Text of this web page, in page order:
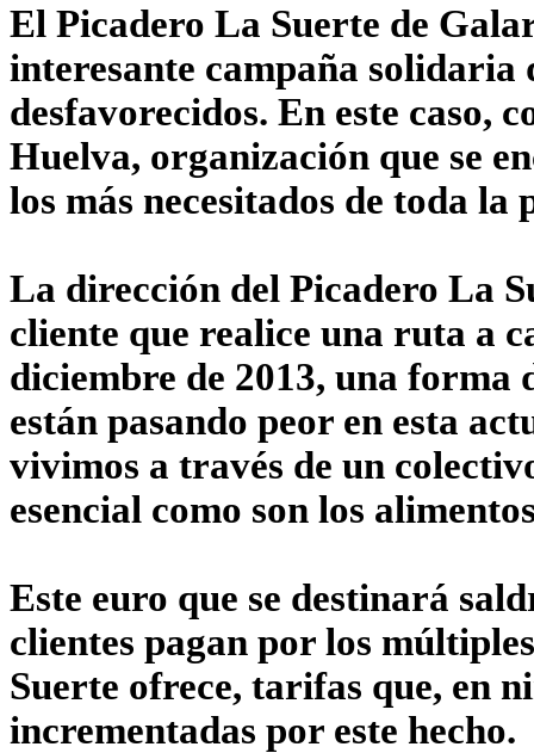
El Picadero La Suerte de
interesante campaña solidaria
desfavorecidos. En este caso,
Huelva, organización que se
los más necesitados de toda la
La dirección del Picadero La
cliente que realice una ruta a
diciembre de 2013, una forma
están pasando peor en esta
vivimos a través de un
esencial como son los
Este euro que se destinará
clientes pagan por los
Suerte ofrece, tarifas que, en
incrementadas por este hecho.